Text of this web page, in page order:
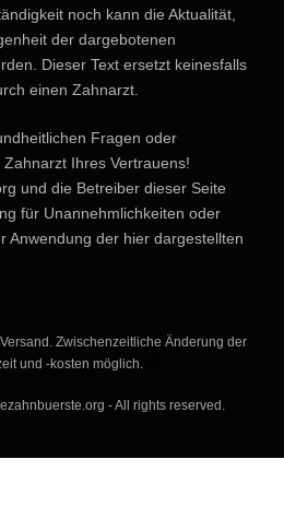
noch kann die Aktualität,
der dargebotenen
Dieser Text ersetzt keinesfalls
einen Zahnarzt.
Fragen oder
Ihres Vertrauens!
und die Betreiber dieser Seite
für Unannehmlichkeiten oder
Anwendung der hier dargestellten
Zwischenzeitliche Änderung der
und -kosten möglich.
- All rights reserved.